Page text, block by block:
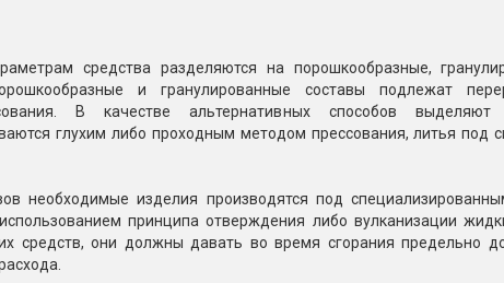
средства разделяются на порошкообразные,
и гранулированные составы подлежат
В качестве альтернативных способов
глухим либо проходным методом прессования, литья под
необходимые изделия производятся под
принципа отверждения либо вулканизации
средств, они должны давать во время сгорания предельно